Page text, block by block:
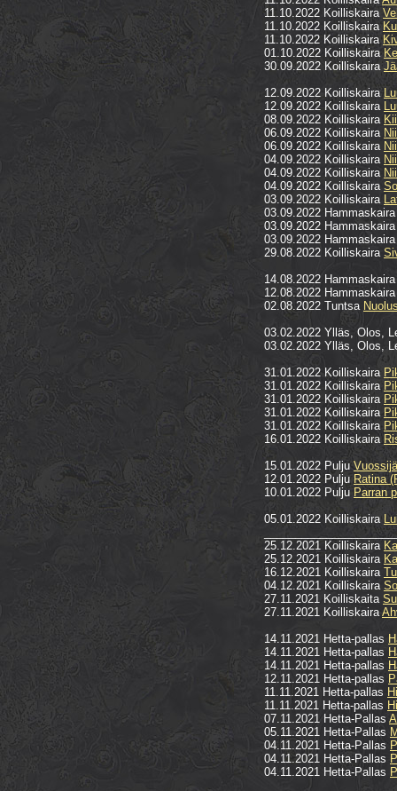
11.10.2022 Koilliskaira
11.10.2022 Koilliskaira
11.10.2022 Koilliskaira
01.10.2022 Koilliskaira
30.09.2022 Koilliskaira
12.09.2022 Koilliskaira
12.09.2022 Koilliskaira
08.09.2022 Koilliskaira
06.09.2022 Koilliskaira
06.09.2022 Koilliskaira
04.09.2022 Koilliskaira
04.09.2022 Koilliskaira
04.09.2022 Koilliskaira
03.09.2022 Koilliskaira
03.09.2022
03.09.2022
03.09.2022
29.08.2022 Koilliskaira
14.08.2022
12.08.2022
02.08.2022 Tuntsa
03.02.2022 Ylläs, Olos,
03.02.2022 Ylläs, Olos,
31.01.2022 Koilliskaira
31.01.2022 Koilliskaira
31.01.2022 Koilliskaira
31.01.2022 Koilliskaira
31.01.2022 Koilliskaira
16.01.2022 Koilliskaira
15.01.2022 Pulju
12.01.2022 Pulju Ratina
10.01.2022 Pulju Parran
05.01.2022 Koilliskaira
25.12.2021 Koilliskaira
25.12.2021 Koilliskaira
16.12.2021 Koilliskaira
04.12.2021 Koilliskaira
27.11.2021 Koilliskaita
27.11.2021 Koilliskaira
14.11.2021 Hetta-pallas
14.11.2021 Hetta-pallas
14.11.2021 Hetta-pallas
12.11.2021 Hetta-pallas
11.11.2021 Hetta-pallas
11.11.2021 Hetta-pallas
07.11.2021 Hetta-Pallas
05.11.2021 Hetta-Pallas
04.11.2021 Hetta-Pallas
04.11.2021 Hetta-Pallas
04.11.2021 Hetta-Pallas